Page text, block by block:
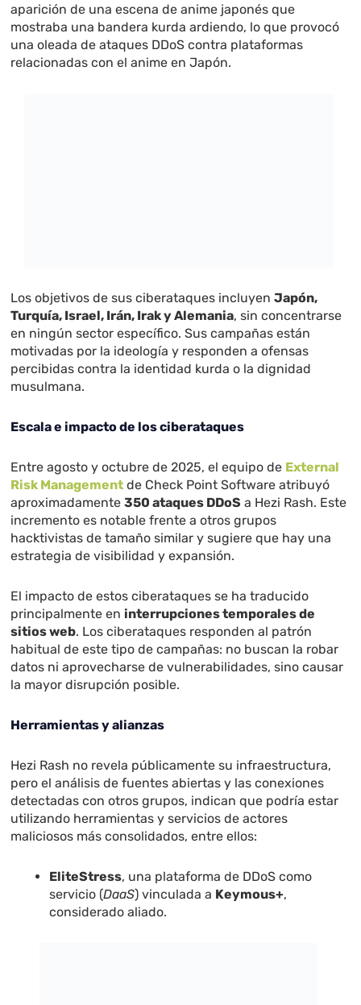
aparición de una escena de anime japonés que
mostraba una bandera kurda ardiendo, lo que provocó
una oleada de ataques DDoS contra plataformas
relacionadas con el anime en Japón.
Los objetivos de sus ciberataques incluyenJapón,
Turquía, Israel, Irán, Irak y Alemania, sin concentrarse
en ningún sector específico. Sus campañas están
motivadas por la ideología y responden a ofensas
percibidas contra la identidad kurda o la dignidad
musulmana.
Escala e impacto de los ciberataques
Entre agosto y octubre de 2025, el equipo de External
Risk Management de Check Point Software atribuyó
aproximadamente350 ataques DDoS a Hezi Rash. Este
incremento es notable frente a otros grupos
hacktivistas de tamaño similar y sugiere que hay una
estrategia de visibilidad y expansión.
El impacto de estos ciberataques se ha traducido
principalmente en interrupciones temporales de
sitios web. Los ciberataques responden al patrón
habitual de este tipo de campañas: no buscan la robar
datos ni aprovecharse de vulnerabilidades, sino causar
la mayor disrupción posible.
Herramientas y alianzas
Hezi Rash no revela públicamente su infraestructura,
pero el análisis de fuentes abiertas y las conexiones
detectadas con otros grupos, indican que podría estar
utilizando herramientas y servicios de actores
maliciosos más consolidados, entre ellos:
EliteStress, una plataforma de DDoS como
servicio (DaaS) vinculada a Keymous+,
considerado aliado.